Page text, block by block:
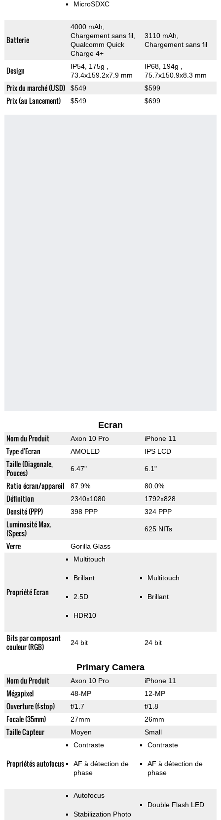
MicroSDXC
Batterie
4000 mAh,
Chargement sans fil,
Qualcomm Quick
Charge 4+
3110 mAh,
Chargement sans fil
Design IP54, 175g
73.4x159.2x7.9 mm
IP68, 194g
75.7x150.9x8.3 mm
Prix du marché (USD) $549 $599
Prix (au Lancement) $549 $699
Ecran
Nom du Produit Axon 10 Pro iPhone 11
Type d'Ecran AMOLED IPS LCD
Taille (Diagonale,
Pouces)
6.47" 6.1"
Ratio écran/appareil 87.9% 80.0%
Définition 2340x1080 1792x828
Densité (PPP) 398 PPP 324 PPP
Luminosité Max.
(Specs)
625 NITs
Verre Gorilla Glass
Propriété Ecran
Multitouch
Brillant
2.5D
HDR10
Multitouch
Brillant
Bits par composant
couleur (RGB)
24 bit 24 bit
Primary Camera
Nom du Produit Axon 10 Pro iPhone 11
Mégapixel 48-MP 12-MP
Ouverture (f-stop) f/1.7 f/1.8
Focale (35mm) 27mm 26mm
Taille Capteur Moyen Small
Propriétés autofocus
Contraste
AF à détection de
phase
Contraste
AF à détection de
phase
Autofocus
Stabilization Photo
Double Flash LED